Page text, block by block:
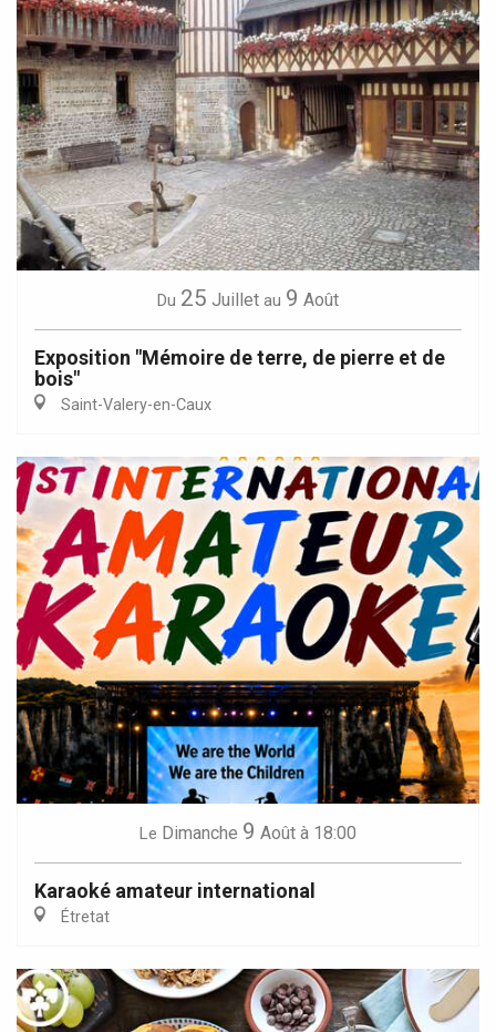
Du 25 Juillet au 9 Août
Exposition "Mémoire de terre, de pierre et de
bois"
Saint-Valery-en-Caux
Le Dimanche 9 Août à 18:00
Karaoké amateur international
Étretat